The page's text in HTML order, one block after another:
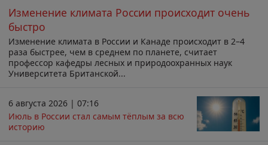
Изменение климата России происходит очень
быстро
Изменение климата в России и Канаде происходит в 2–4
раза быстрее, чем в среднем по планете, считает
профессор кафедры лесных и природоохранных наук
Университета Британской...
6 августа 2026 | 07:16
Июль в России стал самым тёплым за всю
историю